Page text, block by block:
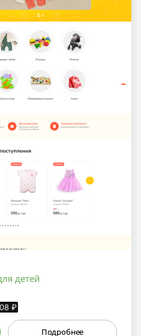
детей
₽
Подробнее